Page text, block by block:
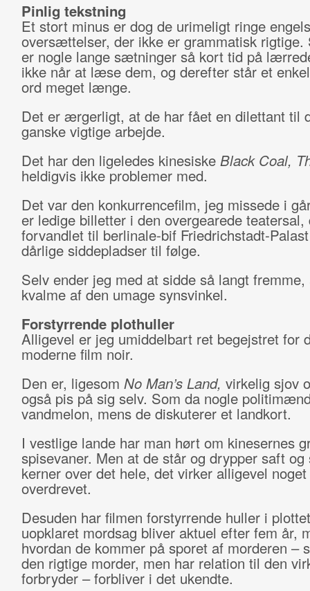
Pinlig tekstning
Et stort minus er dog de urimeligt ringe
oversættelser, der ikke er grammatisk rigtige.
er nogle lange sætninger så kort tid på
ikke når at læse dem, og derefter står et
ord meget længe.
Det er ærgerligt, at de har fået en dilettant til
ganske vigtige arbejde.
Det har den ligeledes kinesiske Black Coal,
heldigvis ikke problemer med.
Det var den konkurrencefilm, jeg missede i
er ledige billetter i den overgearede teatersal,
forvandlet til berlinale-bif Friedrichstadt-
dårlige siddepladser til følge.
Selv ender jeg med at sidde så langt
kvalme af den umage synsvinkel.
Forstyrrende plothuller
Alligevel er jeg umiddelbart ret begejstret for
moderne film noir.
Den er, ligesom No Man’s Land, virkelig sjov
også pis på sig selv. Som da nogle
vandmelon, mens de diskuterer et landkort.
I vestlige lande har man hørt om kinesernes
spisevaner. Men at de står og drypper saft og
kerner over det hele, det virker alligevel noget
overdrevet.
Desuden har filmen forstyrrende huller i
uopklaret mordsag bliver aktuel efter fem år,
hvordan de kommer på sporet af morderen –
den rigtige morder, men har relation til den
forbryder – forbliver i det ukendte.